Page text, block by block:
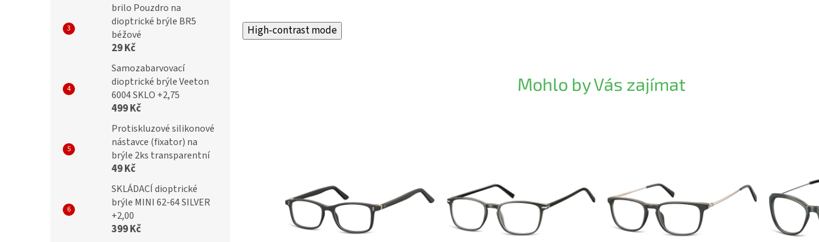
brilo Pouzdro na
dioptrické brýle BR5
béžové
29 Kč
Samozabarvovací
dioptrické brýle Veeton
6004 SKLO +2,75
499 Kč
Protiskluzové silikonové
nástavce (fixator) na
brýle 2ks transparentní
49 Kč
SKLÁDACÍ dioptrické
brýle MINI 62-64 SILVER
+2,00
399 Kč
High-contrast mode
Mohlo by Vás zajímat